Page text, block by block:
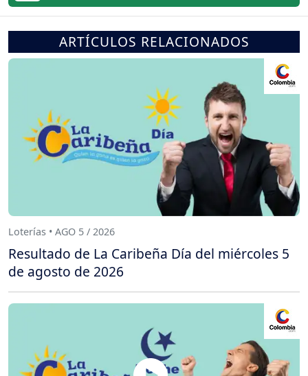
ARTÍCULOS RELACIONADOS
Loterías • AGO 5 / 2026
Resultado de La Caribeña Día del miércoles 5
de agosto de 2026